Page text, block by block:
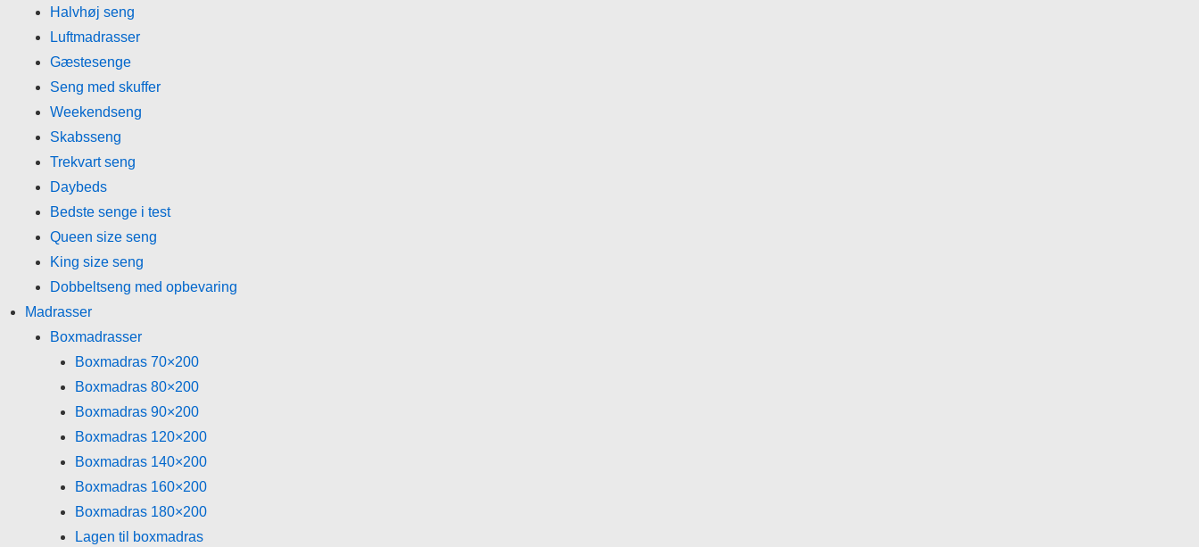
Halvhøj seng
Luftmadrasser
Gæstesenge
Seng med skuffer
Weekendseng
Skabsseng
Trekvart seng
Daybeds
Bedste senge i test
Queen size seng
King size seng
Dobbeltseng med opbevaring
Madrasser
Boxmadrasser
Boxmadras 70×200
Boxmadras 80×200
Boxmadras 90×200
Boxmadras 120×200
Boxmadras 140×200
Boxmadras 160×200
Boxmadras 180×200
Lagen til boxmadras